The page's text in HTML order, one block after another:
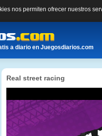
nos permiten ofrecer nuestros
a diario en Juegosdiarios.com
Real street racing